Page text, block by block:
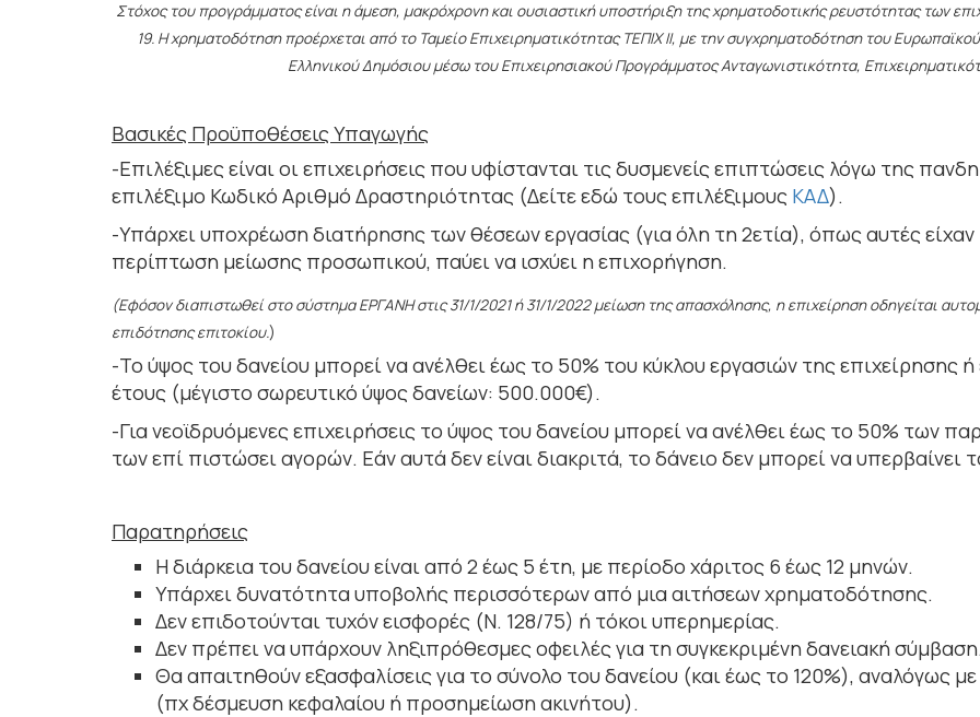
Στόχος του προγράμματος είναι η άμεση, μακρόχρονη και ουσιαστική υποστήριξη της χρηματοδοτικής ρευστότητας των
19. Η χρηματοδότηση προέρχεται από το Ταμείο Επιχειρηματικότητας ΤΕΠΙΧ ΙΙ, με την συγχρηματοδότηση του
Ελληνικού Δημόσιου μέσω του Επιχειρησιακού Προγράμματος Ανταγωνιστικότητα,
Βασικές Προϋποθέσεις Υπαγωγής
-Επιλέξιμες είναι οι επιχειρήσεις που υφίστανται τις δυσμενείς επιπτώσεις λόγω της
επιλέξιμο Κωδικό Αριθμό Δραστηριότητας (Δείτε εδώ τους επιλέξιμους ΚΑΔ).
-Υπάρχει υποχρέωση διατήρησης των θέσεων εργασίας (για όλη τη 2ετία), όπως αυτές
περίπτωση μείωσης προσωπικού, παύει να ισχύει η επιχορήγηση.
(Εφόσον διαπιστωθεί στο σύστημα ΕΡΓΑΝΗ στις 31/1/2021 ή 31/1/2022 μείωση της απασχόλησης, η επιχείρηση οδηγείται
επιδότησης επιτοκίου.)
-Το ύψος του δανείου μπορεί να ανέλθει έως το 50% του κύκλου εργασιών της επιχείρησης
έτους (μέγιστο σωρευτικό ύψος δανείων: 500.000€).
-Για νεοϊδρυόμενες επιχειρήσεις το ύψος του δανείου μπορεί να ανέλθει έως το 50% των
των επί πιστώσει αγορών. Εάν αυτά δεν είναι διακριτά, το δάνειο δεν μπορεί να υπερβαίνει
Παρατηρήσεις
Η διάρκεια του δανείου είναι από 2 έως 5 έτη, με περίοδο χάριτος 6 έως 12 μηνών.
Υπάρχει δυνατότητα υποβολής περισσότερων από μια αιτήσεων χρηματοδότησης.
Δεν επιδοτούνται τυχόν εισφορές (Ν. 128/75) ή τόκοι υπερημερίας.
Δεν πρέπει να υπάρχουν ληξιπρόθεσμες οφειλές για τη συγκεκριμένη δανειακή
Θα απαιτηθούν εξασφαλίσεις για το σύνολο του δανείου (και έως το 120%), αναλόγως
(πχ δέσμευση κεφαλαίου ή προσημείωση ακινήτου).